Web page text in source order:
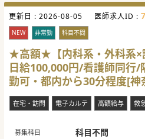
更新日 : 2026-08-05 医師求人ID :
NEW 非常勤 科目不問
★高額★【内科系・外科系×
日給100,000円/看護師同行
勤可・都内から30分程度[神
在宅・訪問 電子カルテ 高額給与 救
募集科目 科目不問